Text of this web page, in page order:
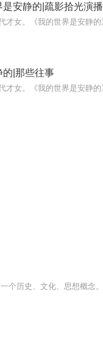
安静的|疏影拾光演播
的|那些往事